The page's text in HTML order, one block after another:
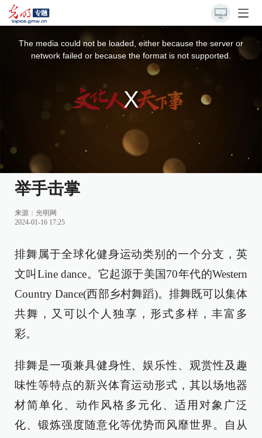
The media could not be loaded, either because the server or
network failed or because the format is not supported.
举手击掌
来源： 光明网
2024-01-16 17:25
排舞属于全球化健身运动类别的一个分支，英
文叫Line dance。它起源于美国70年代的Western
Country Dance(西部乡村舞蹈)。排舞既可以集体
共舞，又可以个人独享，形式多样，丰富多
彩。
排舞是一项兼具健身性、娱乐性、观赏性及趣
味性等特点的新兴体育运动形式，其以场地器
材简单化、动作风格多元化、适用对象广泛
化、锻炼强度随意化等优势而风靡世界。自从